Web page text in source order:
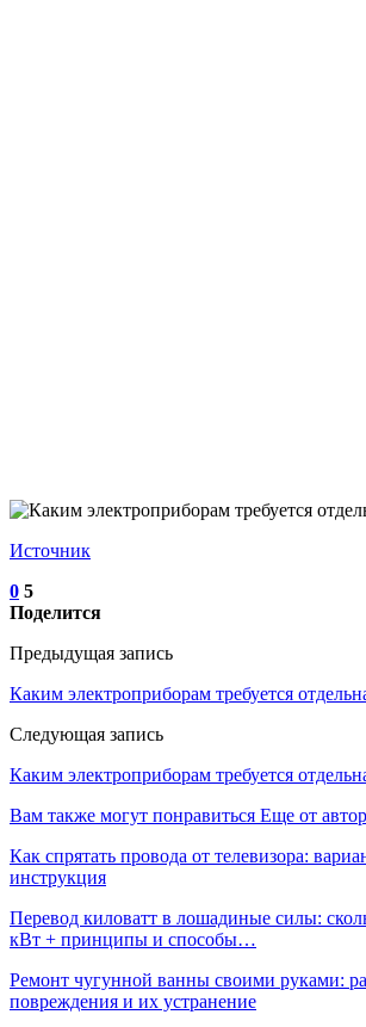
Источник
0 5
Поделится
Предыдущая запись
Каким электроприборам требуется
Следующая запись
Каким электроприборам требуется
Вам также могут понравиться Еще от
Как спрятать провода от телевизора:
инструкция
Перевод киловатт в лошадиные силы:
кВт + принципы и способы…
Ремонт чугунной ванны своими руками:
повреждения и их устранение